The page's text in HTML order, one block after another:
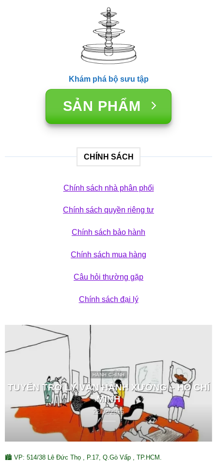
Khám phá bộ sưu tập
SẢN PHẨM
CHÍNH SÁCH
Chính sách nhà phân phối
Chính sách quyền riêng tư
Chính sách bảo hành
Chính sách mua hàng
Câu hỏi thường gặp
Chính sách đại lý
HÀNH CHÍNH
TUYỂN TRỢ LÝ VẬN HÀNH XƯỞNG – HỒ CHÍ
MINH
22/02/2026
🏙 VP: 514/38 Lê Đức Thọ , P.17, Q.Gò Vấp , TP.HCM.